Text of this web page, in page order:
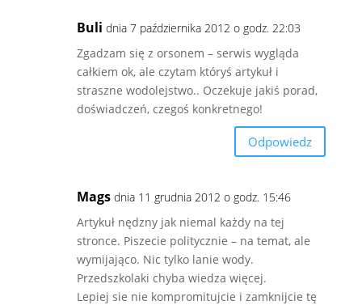
Buli dnia 7 października 2012 o godz. 22:03
Zgadzam się z orsonem – serwis wygląda
całkiem ok, ale czytam któryś artykuł i
straszne wodolejstwo.. Oczekuje jakiś porad,
doświadczeń, czegoś konkretnego!
Odpowiedz
Mags dnia 11 grudnia 2012 o godz. 15:46
Artykuł nędzny jak niemal każdy na tej
stronce. Piszecie politycznie – na temat, ale
wymijająco. Nic tylko lanie wody.
Przedszkolaki chyba wiedza więcej.
Lepiej sie nie kompromitujcie i zamknijcie tę